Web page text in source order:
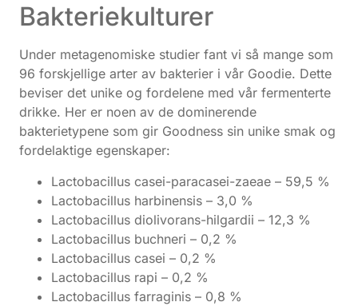
Bakteriekulturer
Under metagenomiske studier fant vi så mange som
96 forskjellige arter av bakterier i vår Goodie. Dette
beviser det unike og fordelene med vår fermenterte
drikke. Her er noen av de dominerende
bakterietypene som gir Goodness sin unike smak og
fordelaktige egenskaper:
Lactobacillus casei-paracasei-zaeae – 59,5 %
Lactobacillus harbinensis – 3,0 %
Lactobacillus diolivorans-hilgardii – 12,3 %
Lactobacillus buchneri – 0,2 %
Lactobacillus casei – 0,2 %
Lactobacillus rapi – 0,2 %
Lactobacillus farraginis – 0,8 %